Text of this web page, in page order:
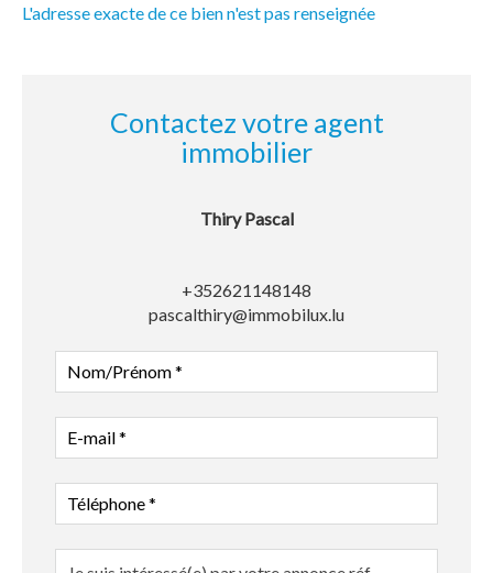
L'adresse exacte de ce bien n'est pas renseignée
Contactez votre agent
immobilier
Thiry Pascal
+352621148148
pascalthiry@immobilux.lu